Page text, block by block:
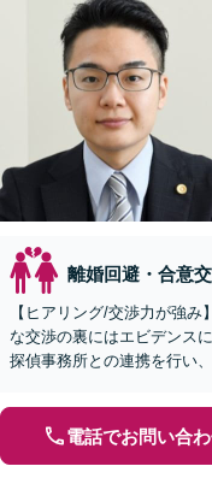
離婚回避・合意
【ヒアリング/交渉力が強
な交渉の裏にはエビデンス
探偵事務所との連携を行い
電話でお問い合